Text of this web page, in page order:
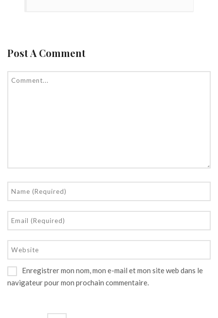
Post A Comment
Enregistrer mon nom, mon e-mail et mon site web dans le
navigateur pour mon prochain commentaire.